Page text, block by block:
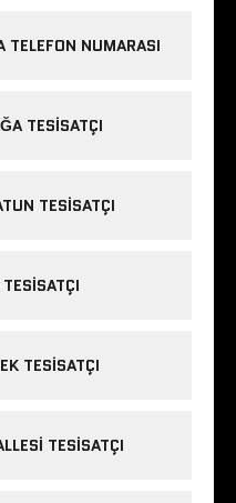
TELEFON NUMARASI
TESISATÇI
TESISATÇI
TESISATÇI
TESISATÇI